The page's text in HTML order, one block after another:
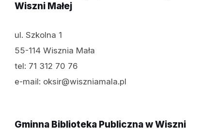
Wiszni Małej
ul. Szkolna 1
55-114 Wisznia Mała
tel: 71 312 70 76
e-mail: oksir@wiszniamala.pl
Gminna Biblioteka Publiczna w Wiszni